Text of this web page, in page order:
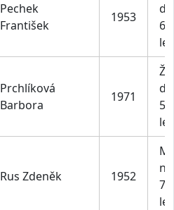
Pechek
František
1953
do
69
let
Prchlíková
Barbora
1971
do
54
let
Rus Zdeněk 1952
70
let